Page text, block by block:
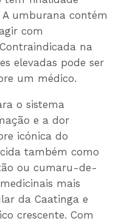
umburana contém
com
na
elevadas pode ser
um médico.
o sistema
e a dor
icónica do
também como
ou cumaru-de-
mais
da Caatinga e
crescente. Com